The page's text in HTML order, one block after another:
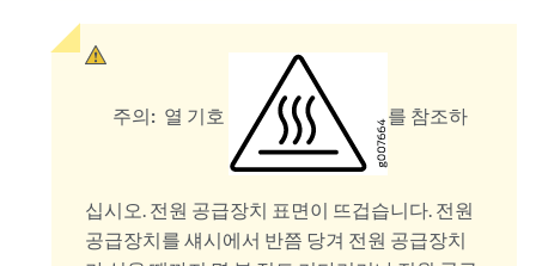
주의: 열 기호 를 참조하
십시오. 전원 공급장치 표면이 뜨겁습니다. 전원
공급장치를 섀시에서 반쯤 당겨 전원 공급장치